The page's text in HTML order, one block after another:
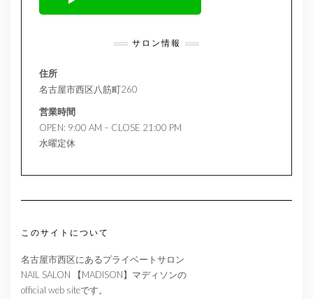
サロン情報
住所
名古屋市西区八筋町260
営業時間
OPEN: 9:00 AM – CLOSE 21:00 PM
水曜定休
このサイトについて
名古屋市西区にあるプライベートサロン
NAIL SALON 【MADISON】マディソンの
official web siteです。